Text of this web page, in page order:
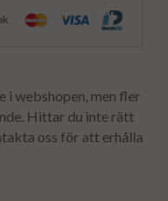
i webshopen, men fler
Hittar du inte rätt
oss för att erhålla